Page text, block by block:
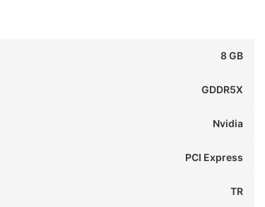
8 GB
GDDR5X
Nvidia
PCI Express
TR